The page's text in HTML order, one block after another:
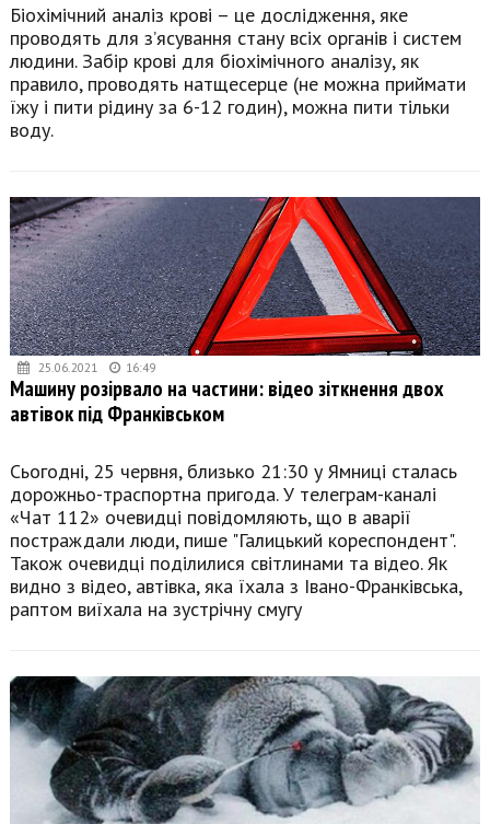
Біохімічний аналіз крові – це дослідження, яке
проводять для з’ясування стану всіх органів і систем
людини. Забір крові для біохімічного аналізу, як
правило, проводять натщесерце (не можна приймати
їжу і пити рідину за 6-12 годин), можна пити тільки
воду.
25.06.2021 16:49
Машину розірвало на частини: відео зіткнення двох
автівок під Франківськом
Сьогодні, 25 червня, близько 21:30 у Ямниці сталась
дорожньо-траспортна пригода. У телеграм-каналі
«Чат 112» очевидці повідомляють, що в аварії
постраждали люди, пише "Галицький кореспондент".
Також очевидці поділилися світлинами та відео. Як
видно з відео, автівка, яка їхала з Івано-Франківська,
раптом виїхала на зустрічну смугу